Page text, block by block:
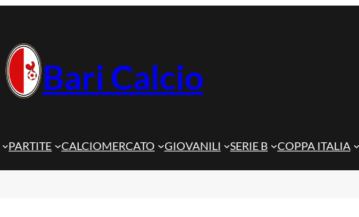
Bari Calcio
PARTITE CALCIOMERCATO GIOVANILI SERIE B COPPA ITALIA